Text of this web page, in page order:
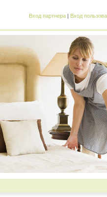
Вход партнера | Вход